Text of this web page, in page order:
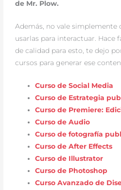
de Mr. Plow.
Además, no vale simplemente
usarlas para interactuar. Hace
de calidad para esto, te dejo
cursos para generar ese
Curso de Social Media
Curso de Estrategia
Curso de Premiere:
Curso de Audio
Curso de fotografía
Curso de After Effects
Curso de Illustrator
Curso de Photoshop
Curso Avanzado de